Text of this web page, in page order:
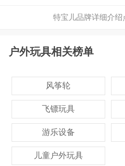
口重点企业。特宝儿品牌详细介绍
户外玩具相关榜单
风筝轮
飞镖玩具
游乐设备
儿童户外玩具